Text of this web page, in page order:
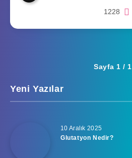
1228
Sayfa 1 / 1
Yeni Yazılar
10 Aralık 2025
Glutatyon Nedir?